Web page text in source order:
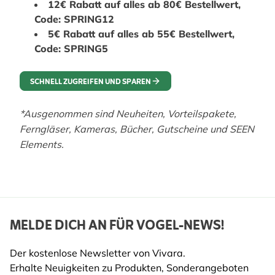
12€ Rabatt auf alles ab 80€ Bestellwert,
Code: SPRING12
5€ Rabatt auf alles ab 55€ Bestellwert,
Code: SPRING5
SCHNELL ZUGREIFEN UND SPAREN
*Ausgenommen sind Neuheiten, Vorteilspakete,
Ferngläser, Kameras, Bücher, Gutscheine und SEEN
Elements.
MELDE DICH AN FÜR VOGEL-NEWS!
Der kostenlose Newsletter von Vivara.
Erhalte Neuigkeiten zu Produkten, Sonderangeboten